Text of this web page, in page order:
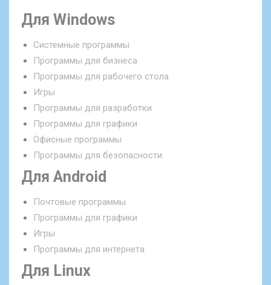
Для Windows
Системные программы
Программы для бизнеса
Программы для рабочего стола
Игры
Программы для разработки
Программы для графики
Офисные программы
Программы для безопасности
Для Android
Почтовые программы
Программы для графики
Игры
Программы для интернета
Для Linux